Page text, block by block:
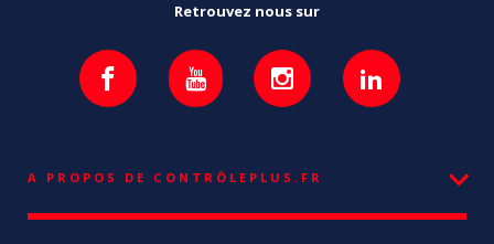
Retrouvez nous sur
A PROPOS DE CONTRÔLEPLUS.FR